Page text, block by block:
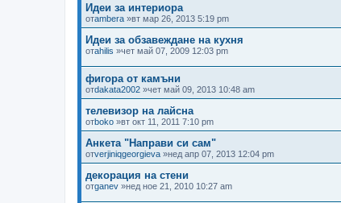
Идеи за интериора
отambera »вт мар 26, 2013 5:19 pm
Идеи за обзавеждане на кухня
отahilis »чет май 07, 2009 12:03 pm
фигора от камъни
отdakata2002 »чет май 09, 2013 10:48 am
телевизор на лайсна
отboko »вт окт 11, 2011 7:10 pm
Анкета "Направи си сам"
отverjiniqgeorgieva »нед апр 07, 2013 12:04 pm
декорация на стени
отganev »нед ное 21, 2010 10:27 am